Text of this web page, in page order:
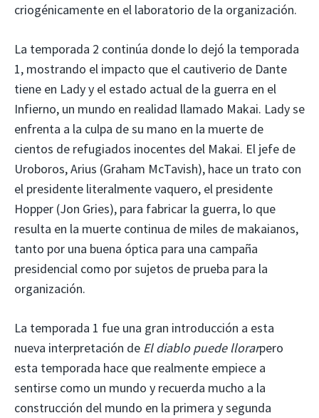
criogénicamente en el laboratorio de la organización.
La temporada 2 continúa donde lo dejó la temporada
1, mostrando el impacto que el cautiverio de Dante
tiene en Lady y el estado actual de la guerra en el
Infierno, un mundo en realidad llamado Makai. Lady se
enfrenta a la culpa de su mano en la muerte de
cientos de refugiados inocentes del Makai. El jefe de
Uroboros, Arius (Graham McTavish), hace un trato con
el presidente literalmente vaquero, el presidente
Hopper (Jon Gries), para fabricar la guerra, lo que
resulta en la muerte continua de miles de makaianos,
tanto por una buena óptica para una campaña
presidencial como por sujetos de prueba para la
organización.
La temporada 1 fue una gran introducción a esta
nueva interpretación de El diablo puede llorarpero
esta temporada hace que realmente empiece a
sentirse como un mundo y recuerda mucho a la
construcción del mundo en la primera y segunda